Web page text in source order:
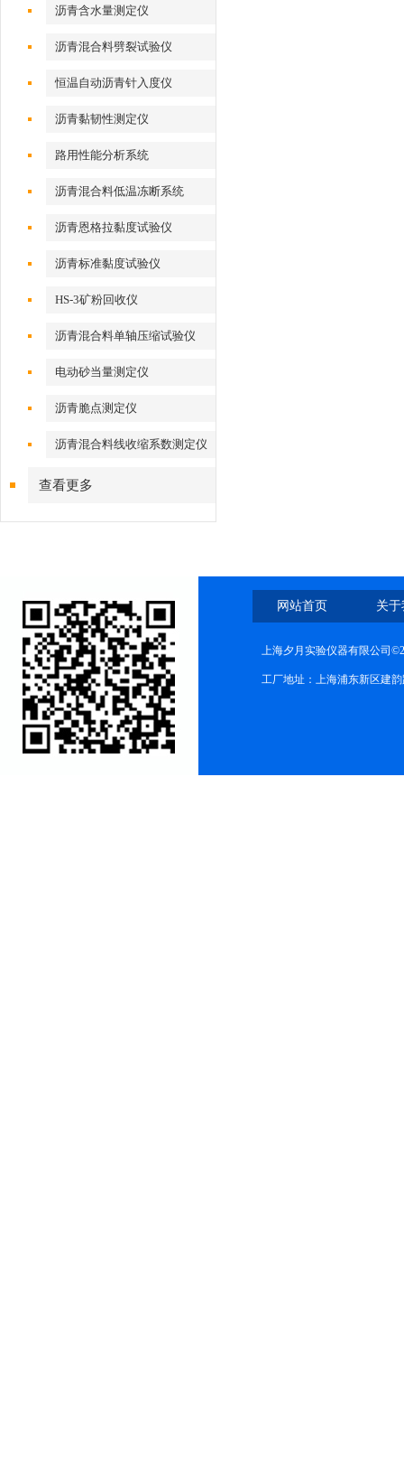
沥青含水量测定仪
沥青混合料劈裂试验仪
恒温自动沥青针入度仪
沥青黏韧性测定仪
路用性能分析系统
沥青混合料低温冻断系统
沥青恩格拉黏度试验仪
沥青标准黏度试验仪
HS-3矿粉回收仪
沥青混合料单轴压缩试验仪
电动砂当量测定仪
沥青脆点测定仪
沥青混合料线收缩系数测定仪
查看更多
网站首页 关
上海夕月实验仪器有限公司
工厂地址：上海浦东新区建韵